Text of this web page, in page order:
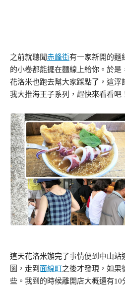
之前就聽聞赤峰街有一家新開的麵
的小卷都能擺在麵線上給你。於是
花洛米也跑去幫大家踩點了，這浮
我大推海王子系列，趕快來看看吧
這天花洛米辦完了事情便到中山站
圖，走到 面線町之後才發現，如果
些。我到的時候離開店大概還有